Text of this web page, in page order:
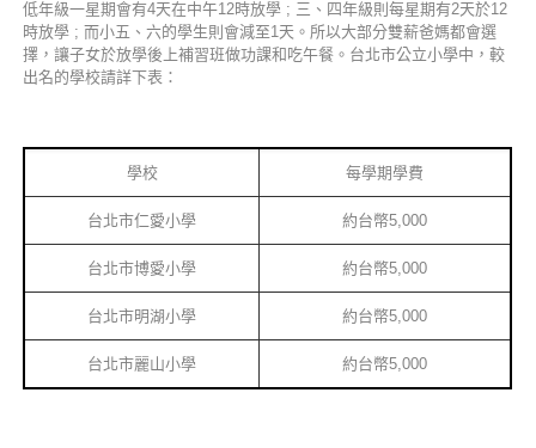
低年級一星期會有4天在中午12時放學 ; 三、四年級則每星期有2天於12
時放學 ; 而小五、六的學生則會減至1天。所以大部分雙薪爸媽都會選
擇，讓子女於放學後上補習班做功課和吃午餐。台北市公立小學中，較
出名的學校請詳下表：
學校 每學期學費
台北市仁愛小學 約台幣5,000
台北市博愛小學 約台幣5,000
台北市明湖小學 約台幣5,000
台北市麗山小學 約台幣5,000